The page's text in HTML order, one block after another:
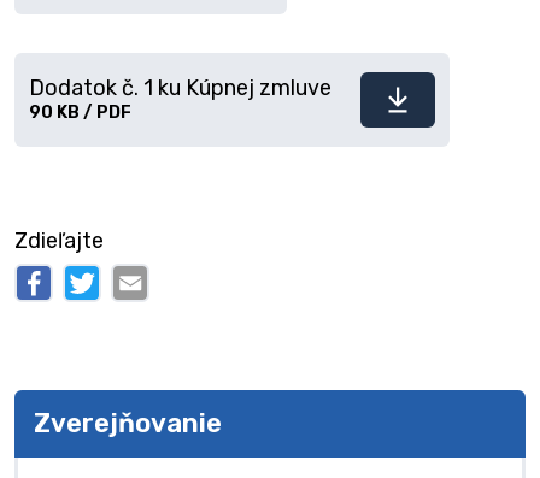
Stiahnuť
Dodatok č. 1 ku Kúpnej zmluve
90 KB / PDF
Zdieľajte
Zverejňovanie